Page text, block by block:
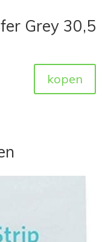
Grey 30,5
kopen